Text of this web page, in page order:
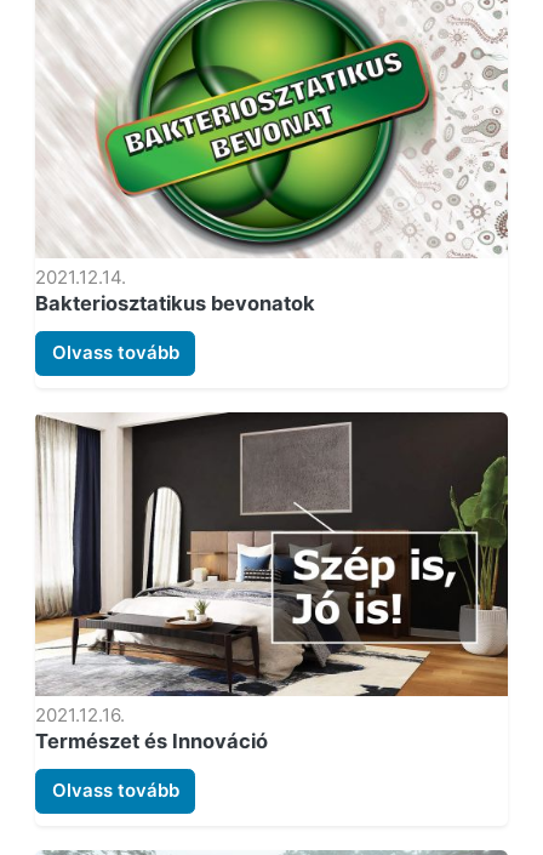
2021.12.14.
Bakteriosztatikus bevonatok
Olvass tovább
2021.12.16.
Természet és Innováció
Olvass tovább